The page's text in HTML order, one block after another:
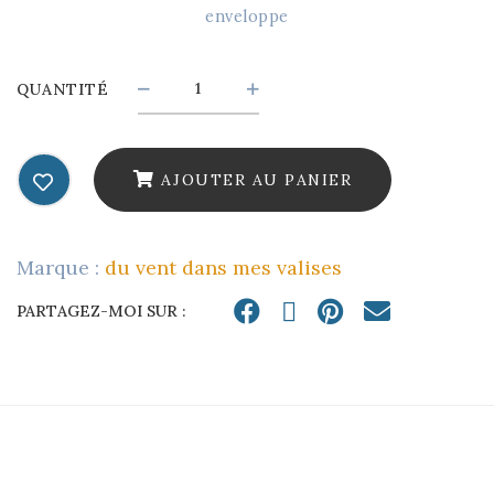
enveloppe
QUANTITÉ
Carte
vélo
quantity
AJOUTER AU PANIER
Marque : du vent dans mes valises
PARTAGEZ-MOI SUR :